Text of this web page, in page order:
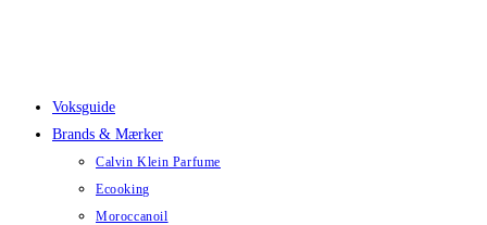
Voksguide
Brands & Mærker
Calvin Klein Parfume
Ecooking
Moroccanoil